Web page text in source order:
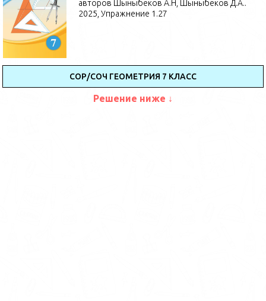
авторов Шыныбеков А.Н, Шыныбеков Д.А..
2025, Упражнение 1.27
СОР/СОЧ ГЕОМЕТРИЯ 7 КЛАСС
Решение ниже ↓